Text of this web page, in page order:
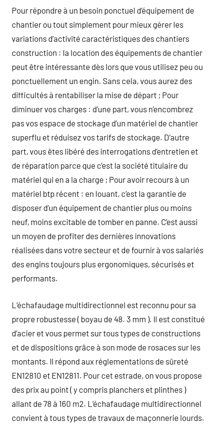
Pour répondre à un besoin ponctuel d’équipement de
chantier ou tout simplement pour mieux gérer les
variations d’activité caractéristiques des chantiers
construction : la location des équipements de chantier
peut être intéressante dès lors que vous utilisez peu ou
ponctuellement un engin. Sans cela, vous aurez des
difficultés à rentabiliser la mise de départ ; Pour
diminuer vos charges : d’une part, vous n’encombrez
pas vos espace de stockage d’un matériel de chantier
superflu et réduisez vos tarifs de stockage. D’autre
part, vous êtes libéré des interrogations d’entretien et
de réparation parce que c’est la société titulaire du
matériel qui en a la charge ; Pour avoir recours à un
matériel btp récent : en louant, c’est la garantie de
disposer d’un équipement de chantier plus ou moins
neuf, moins excitable de tomber en panne. C’est aussi
un moyen de profiter des dernières innovations
réalisées dans votre secteur et de fournir à vos salariés
des engins toujours plus ergonomiques, sécurisés et
performants.
L’échafaudage multidirectionnel est reconnu pour sa
propre robustesse ( boyau de 48. 3 mm ). Il est constitué
d’acier et vous permet sur tous types de constructions
et de dispositions grâce à son mode de rosaces sur les
montants. Il répond aux réglementations de sûreté
EN12810 et EN12811. Pour cet estrade, on vous propose
des prix au point ( y compris planchers et plinthes )
allant de 78 à 160 m2. L’échafaudage multidirectionnel
convient à tous types de travaux de maçonnerie lourds.